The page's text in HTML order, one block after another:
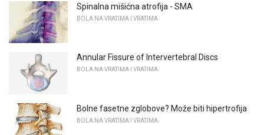
Spinalna mišićna atrofija - SMA
BOLA NA VRATIMA I VRATIMA
Annular Fissure of Intervertebral Discs
BOLA NA VRATIMA I VRATIMA
Bolne fasetne zglobove? Može biti hipertrofija
BOLA NA VRATIMA I VRATIMA